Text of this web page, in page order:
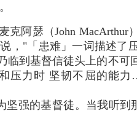
克阿瑟（John MacArthur
，"「患难」一词描述了
临到基督信徒头上的不
压力时 坚韧不屈的能
坚强的基督徒。当我听